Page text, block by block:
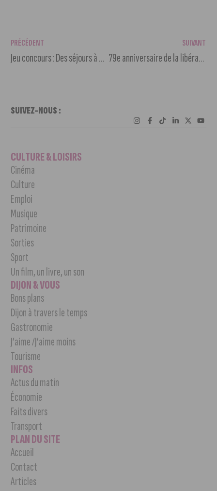
PRÉCÉDENT
Jeu concours : Des séjours à gagner avec le Parc national de forêts
SUIVANT
79e anniversaire de la libération de Dijon : cérémonie solennelle au jardin Darcy
SUIVEZ-NOUS :
CULTURE & LOISIRS
Cinéma
Culture
Emploi
Musique
Patrimoine
Sorties
Sport
Un film, un livre, un son
DIJON & VOUS
Bons plans
Dijon à travers le temps
Gastronomie
J’aime /J’aime moins
Tourisme
INFOS
Actus du matin
Économie
Faits divers
Transport
PLAN DU SITE
Accueil
Contact
Articles